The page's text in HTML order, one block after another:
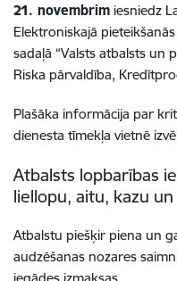
21. novembrim iesniedz
Elektroniskajā
sadaļā “Valsts atbalsts un
Riska pārvaldība,
Plašāka informācija par
dienesta tīmekļa vietnē
Atbalsts lopbarības
liellopu, aitu, kazu
Atbalstu piešķir piena un
audzēšanas nozares
iegādes izmaksas.